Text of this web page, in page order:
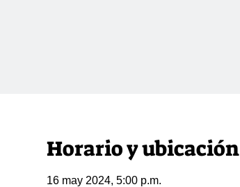
Horario y ubicación
16 may 2024, 5:00 p.m.